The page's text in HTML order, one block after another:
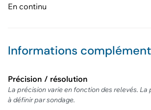
En continu
Informations
Précision / résolution
La précision varie en fonction des relevés.
à définir par sondage.